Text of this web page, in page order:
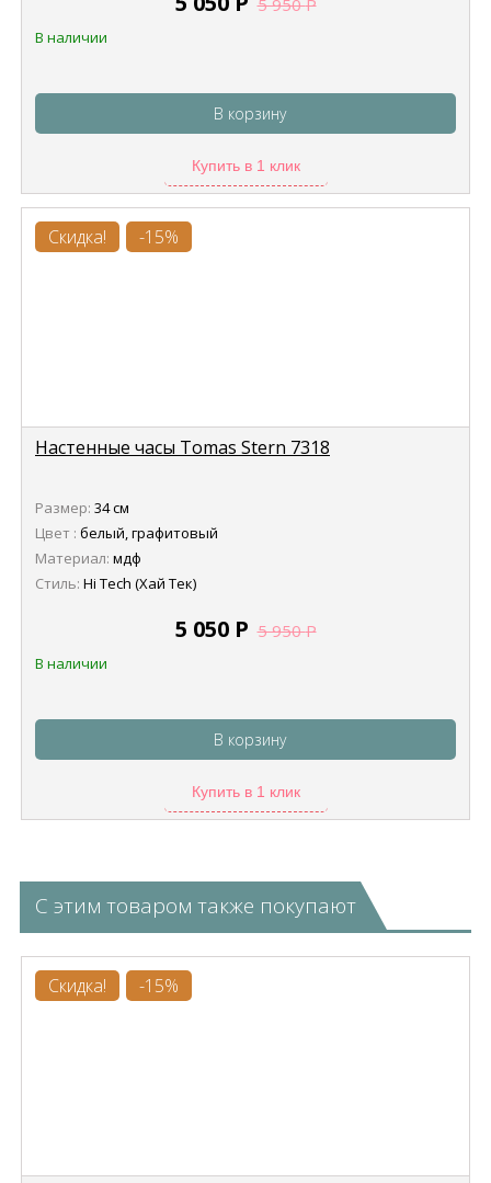
5 950Р
В наличии
В корзину
Купить в 1 клик
Скидка! -15%
Настенные часы Tomas Stern 7318
Размер: 34 см
Цвет : белый, графитовый
Материал: мдф
Стиль: Hi Tech (Хай Тек)
5 050 Р 5 950Р
В наличии
В корзину
Купить в 1 клик
С этим товаром также покупают
Скидка! -15%